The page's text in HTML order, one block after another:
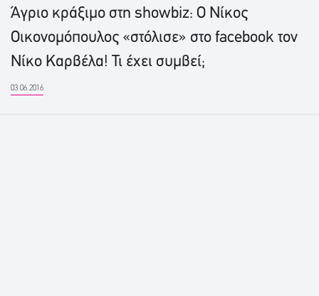
Άγριο κράξιμο στη showbiz: Ο Νίκος
Οικονομόπουλος «στόλισε» στο facebook τον
Νίκο Καρβέλα! Τι έχει συμβεί;
03.06.2016